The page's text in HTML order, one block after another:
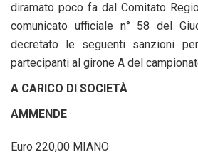
diramato poco fa dal Comitato
comunicato ufficiale n° 58 del
decretato le seguenti sanzioni
partecipanti al girone A del
A CARICO DI SOCIETÀ
AMMENDE
Euro 220,00 MIANO